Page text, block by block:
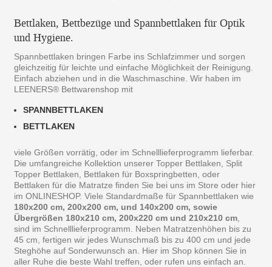
Bettlaken, Bettbezüge und Spannbettlaken für Optik
und Hygiene.
Spannbettlaken bringen Farbe ins Schlafzimmer und sorgen
gleichzeitig für leichte und einfache Möglichkeit der Reinigung.
Einfach abziehen und in die Waschmaschine. Wir haben im
LEENERS® Bettwarenshop mit
SPANNBETTLAKEN
BETTLAKEN
viele Größen vorrätig, oder im Schnelllieferprogramm lieferbar.
Die umfangreiche Kollektion unserer Topper Bettlaken, Split
Topper Bettlaken, Bettlaken für Boxspringbetten, oder
Bettlaken für die Matratze finden Sie bei uns im Store oder hier
im ONLINESHOP. Viele Standardmaße für Spannbettlaken wie
180x200 cm, 200x200 cm, und 140x200 cm, sowie
Übergrößen 180x210 cm, 200x220 cm und 210x210 cm
sind im Schnelllieferprogramm. Neben Matratzenhöhen bis zu
45 cm, fertigen wir jedes Wunschmaß bis zu 400 cm und jede
Steghöhe auf Sonderwunsch an. Hier im Shop können Sie in
aller Ruhe die beste Wahl treffen, oder rufen uns einfach an.